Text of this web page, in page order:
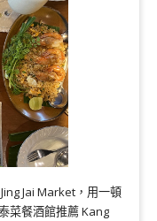
Jai Market，用一頓
菜餐酒館推薦 Kang